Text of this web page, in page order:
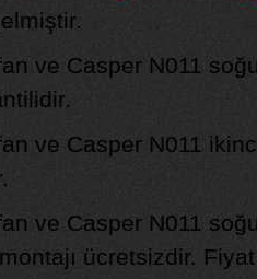
ve Casper N011
ve Casper N011
ve Casper N011
ücretsizdir.